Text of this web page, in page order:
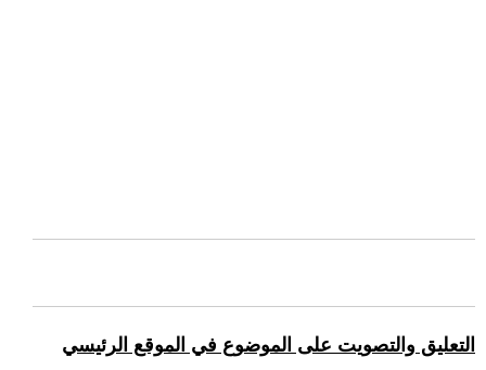
التعليق والتصويت على الموضوع في الموقع الرئيسي